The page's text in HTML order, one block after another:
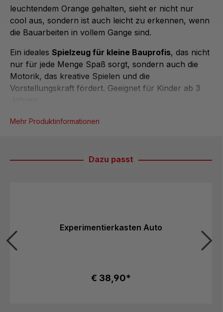
leuchtendem Orange gehalten, sieht er nicht nur
cool aus, sondern ist auch leicht zu erkennen, wenn
die Bauarbeiten in vollem Gange sind.
Ein ideales Spielzeug für kleine Bauprofis, das nicht
nur für jede Menge Spaß sorgt, sondern auch die
Motorik, das kreative Spielen und die
Vorstellungskraft fördert. Geeignet für Kinder ab 3
Mehr Produktinformationen
Dazu passt
Experimentierkasten Auto
€ 38,90*